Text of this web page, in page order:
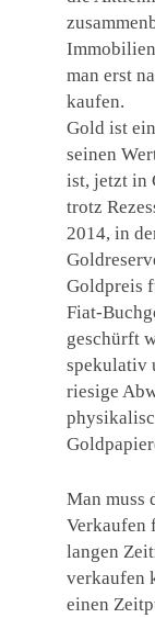
man erst
kaufen.
Gold ist
seinen
ist, jetzt in
trotz
2014, in
Goldpreis
Fiat-
geschürft
spekulativ
riesige
Man muss
Verkaufen
langen
verkaufen
einen